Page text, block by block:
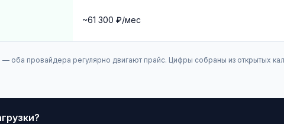
~61 300 ₽/мес
оба провайдера регулярно двигают прайс. Цифры собраны из открытых